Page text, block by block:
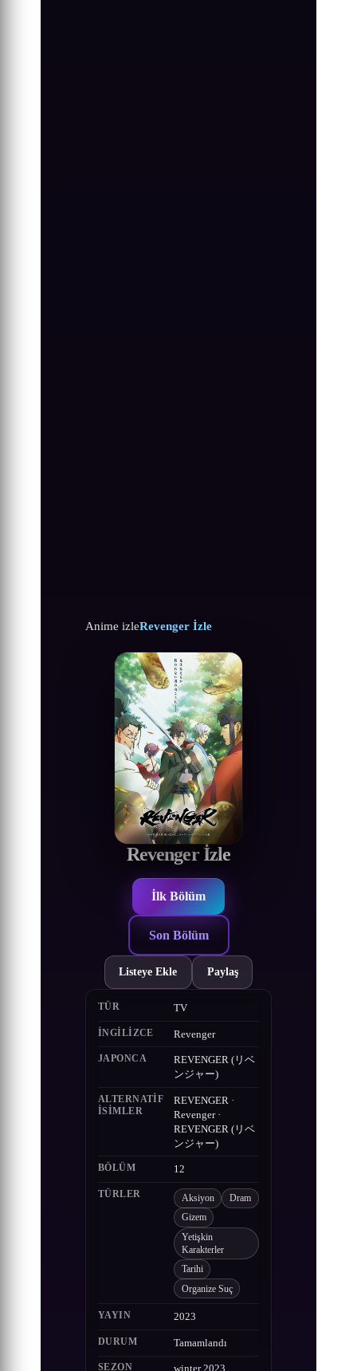
Anime izleRevenger İzle
Revenger İzle
İlk Bölüm
Son Bölüm
Listeye Ekle Paylaş
TÜR TV
İNGILIZCE Revenger
JAPONCA
REVENGER (リベ
ンジャー)
ALTERNATIF
ISIMLER
REVENGER ·
Revenger ·
REVENGER (リベ
ンジャー)
BÖLÜM 12
TÜRLER Aksiyon Dram
Gizem
Yetişkin
Karakterler
Tarihi
Organize Suç
YAYIN 2023
DURUM Tamamlandı
SEZON